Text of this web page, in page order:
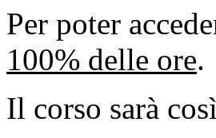
Per poter
100% delle ore.
Il corso sarà